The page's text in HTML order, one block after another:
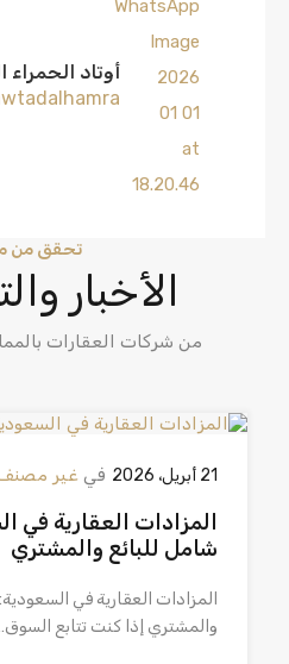
أوتاد الحمراء
تحقق من
الأخبار
من شركات العقارات
21 أبريل، 2026 في غير
المزادات العقارية في
شامل للبائع والمشتري
المزادات العقارية في
والمشتري إذا كنت تتابع